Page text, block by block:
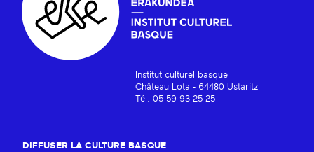
Institut culturel basque
Château Lota - 64480 Ustaritz
Tél. 05 59 93 25 25
DIFFUSER LA CULTURE BASQUE